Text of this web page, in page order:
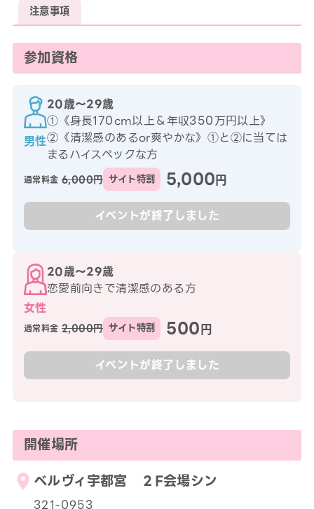
注意事項
参加資格
男性
20歳〜29歳
①《身長170cm以上＆年収350万円以上》
②《清潔感のあるor爽やかな》①と②に当ては
まるハイスペックな方
通常料金 6,000円 サイト特割 5,000円
イベントが終了しました
女性
20歳〜29歳
恋愛前向きで清潔感のある方
通常料金 2,000円 サイト特割 500円
イベントが終了しました
開催場所
ベルヴィ宇都宮 ２F会場シン
321-0953